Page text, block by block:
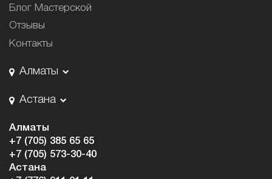
Блог Мастерской
Отзывы
Контакты
Алматы
Астана
Алматы
+7 (705) 385 65 65
+7 (705) 573-30-40
Астана